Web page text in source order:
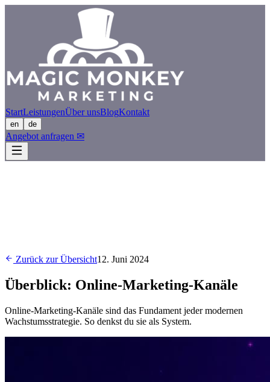
StartLeistungenÜber unsBlogKontakt
en de
Angebot anfragen ✉
Zurück zur Übersicht12. Juni 2024
Überblick: Online-Marketing-Kanäle
Online-Marketing-Kanäle sind das Fundament jeder modernen
Wachstumsstrategie. So denkst du sie als System.